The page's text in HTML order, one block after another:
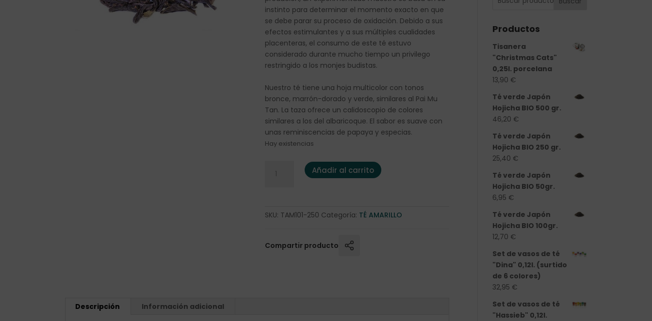
instinto para determinar el momento exacto en que
se debe parar su proceso de oxidación. Debido a sus
efectos estimulantes y a sus múltiples cualidades
placenteras, el consumo de este té estuvo
considerado durante mucho tiempo un privilego
restringido a los monjes budistas.
Nuestro té tiene una hoja multicolor con tonos
bronce, marrón-dorado y verde, similares al Pai Mu
Tan. La taza ofrece un calidoscopio de colores
similares a los del albaricoque. El sabor es suave con
unas reminiscencias de papaya y especias.
Hay existencias
Té Amarillo "China Kekecha" 250 gramos cantidad
Añadir al carrito
SKU: TAM101-250 Categoría: TÉ AMARILLO
Compartir producto
Descripción Información adicional
Productos
Tisanera
"Christmas Cats"
0,25l. porcelana
13,90 €
Té verde Japón
Hojicha BIO 500 gr.
46,20 €
Té verde Japón
Hojicha BIO 250 gr.
25,40 €
Té verde Japón
Hojicha BIO 50gr.
6,95 €
Té verde Japón
Hojicha BIO 100gr.
12,70 €
Set de vasos de té
"Dina" 0,12l. (surtido
de 6 colores)
32,95 €
Set de vasos de té
"Hassieb" 0,12l.